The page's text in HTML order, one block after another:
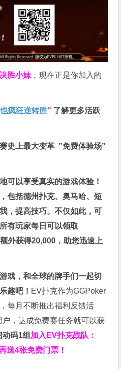
决胜小妹 ，现在正是你加入的
疯狂逆转胜” 了解更多活跃
史上最大变革 ”免费体验场”
可以享受真实的游戏体验！
包括德州扑克、奥马哈、短
，提高技巧。不仅如此，可
有玩家每日可以领取
外获得20,000，助您迅速上
戏，和全球的牌手们一起切
趣吧！ EV扑克作为GGPoker
每月不断推出福利反馈活
，达成免费赛任务就可以获
码1组 加入EV扑克战队：
送4张免费门票！